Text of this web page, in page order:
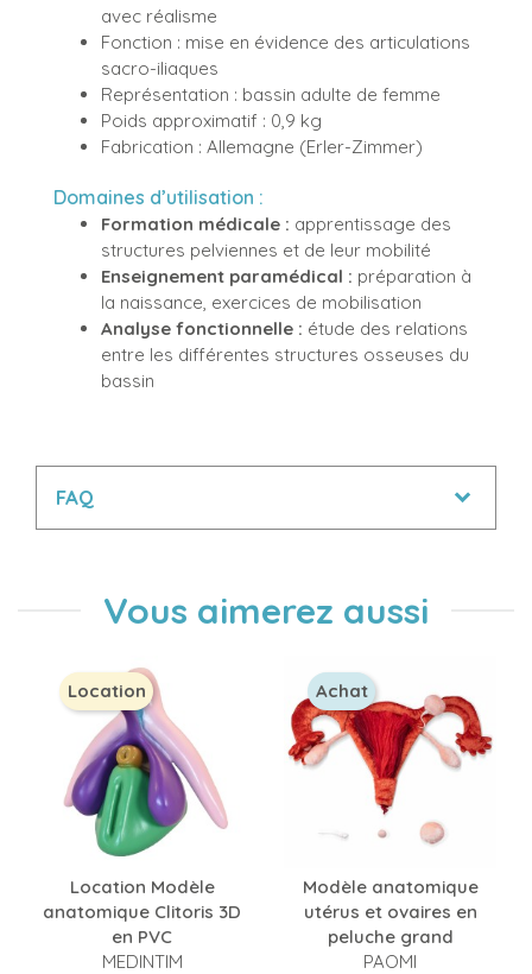
avec réalisme
Fonction : mise en évidence des articulations
sacro-iliaques
Représentation : bassin adulte de femme
Poids approximatif : 0,9 kg
Fabrication : Allemagne (Erler-Zimmer)
Domaines d’utilisation :
Formation médicale : apprentissage des
structures pelviennes et de leur mobilité
Enseignement paramédical : préparation à
la naissance, exercices de mobilisation
Analyse fonctionnelle : étude des relations
entre les différentes structures osseuses du
bassin
FAQ
Vous aimerez aussi
Location Modèle
anatomique Clitoris 3D
en PVC
MEDINTIM
Location
Modèle anatomique
utérus et ovaires en
peluche grand
PAOMI
Achat